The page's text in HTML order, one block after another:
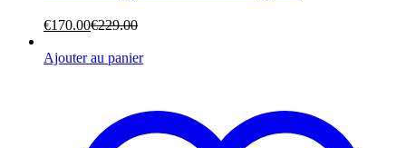
€170.00€229.00
Ajouter au panier